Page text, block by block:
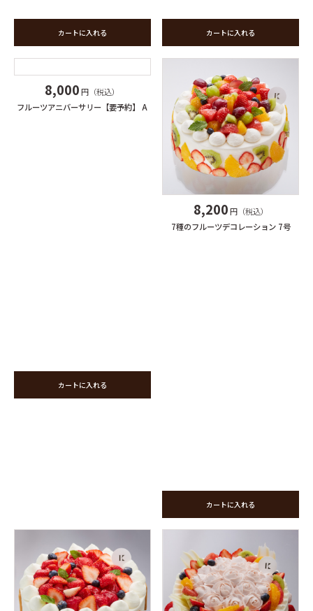
カートに入れる カートに入れる
8,000円（税込）
フルーツアニバーサリー【要予約】 A
カートに入れる
8,200円（税込）
7種のフルーツデコレーション 7号
カートに入れる